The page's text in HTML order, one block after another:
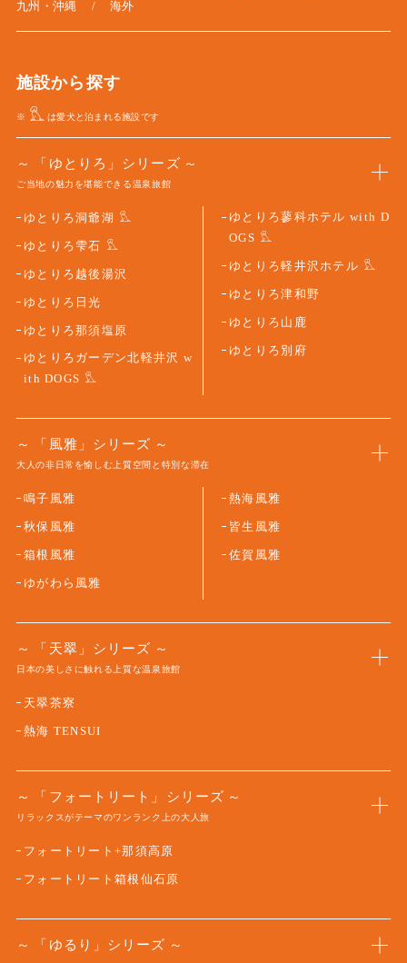
九州・沖縄
海外
施設から探す
※ は愛犬と泊まれる施設です
「ゆとりろ」シリーズ
ご当地の魅力を堪能できる温泉旅館
ゆとりろ洞爺湖
ゆとりろ雫石
ゆとりろ越後湯沢
ゆとりろ日光
ゆとりろ那須塩原
ゆとりろガーデン北軽井沢 w
ith DOGS
ゆとりろ蓼科ホテル with D
OGS
ゆとりろ軽井沢ホテル
ゆとりろ津和野
ゆとりろ山鹿
ゆとりろ別府
「風雅」シリーズ
大人の非日常を愉しむ上質空間と特別な滞在
鳴子風雅
秋保風雅
箱根風雅
ゆがわら風雅
熱海風雅
皆生風雅
佐賀風雅
「天翠」シリーズ
日本の美しさに触れる上質な温泉旅館
天翠茶寮
熱海 TENSUI
「フォートリート」シリーズ
リラックスがテーマのワンランク上の大人旅
フォートリート+那須高原
フォートリート箱根仙石原
「ゆるり」シリーズ